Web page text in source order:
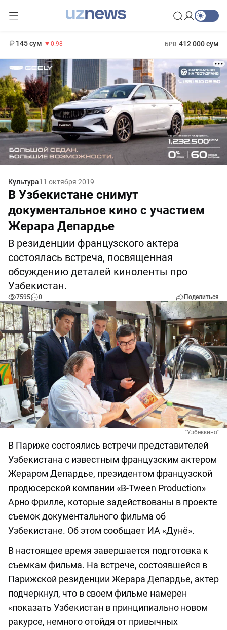
145 сум -0.98 БРВ 412 000 сум
Культура11 октября 2019
В Узбекистане снимут
документальное кино с участием
Жерара Депардье
В резиденции французского актера
состоялась встреча, посвященная
обсуждению деталей киноленты про
Узбекистан.
7595 0 Поделиться
"Узбеккино"
В Париже состоялись встречи представителей
Узбекистана с известным французским актером
Жераром Депардье, президентом французской
продюсерской компании «B-Tween Production»
Арно Фрилле, которые задействованы в проекте
съемок документального фильма об
Узбекистане. Об этом сообщает ИА «Дунё».
В настоящее время завершается подготовка к
съемкам фильма. На встрече, состоявшейся в
Парижской резиденции Жерара Депардье, актер
подчеркнул, что в своем фильме намерен
«показать Узбекистан в принципиально новом
ракурсе, немного отойдя от привычных